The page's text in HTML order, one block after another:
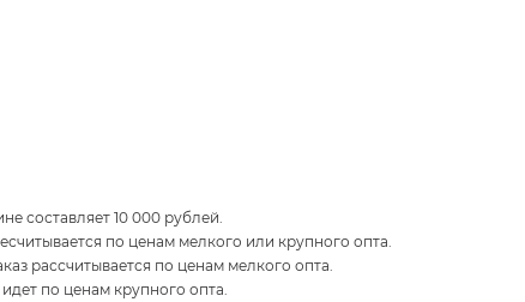
составляет 10 000 рублей.
по ценам мелкого или крупного опта.
рассчитывается по ценам мелкого опта.
по ценам крупного опта.